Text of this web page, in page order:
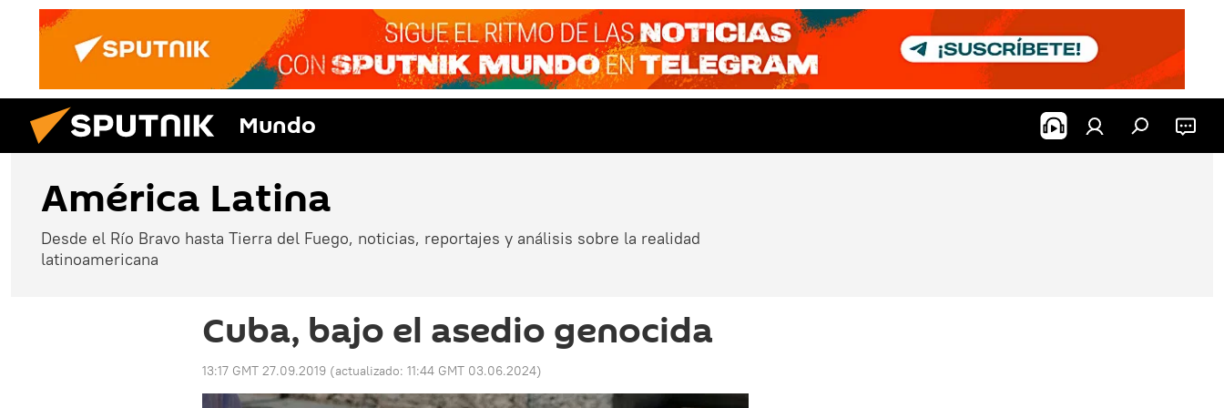
Mundo
América Latina
Desde el Río Bravo hasta Tierra del Fuego, noticias, reportajes y análisis sobre la realidad
latinoamericana
Cuba, bajo el asedio genocida
13:17 GMT 27.09.2019 (actualizado: 11:44 GMT 03.06.2024)